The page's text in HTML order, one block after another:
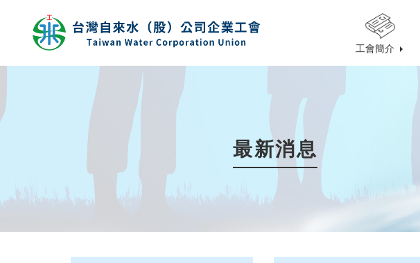
工會簡介
最新消息